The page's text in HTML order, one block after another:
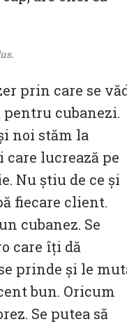
prin care se
cubanezi.
noi stăm la
care lucrează pe
Nu știu de ce și
fiecare client.
cubanez. Se
care îți dă
prinde și le
bun. Oricum
Se putea să